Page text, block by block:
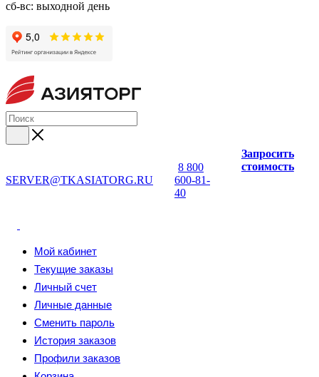
сб-вс: выходной день
SERVER@TKASIATORG.RU
8 800
600-81-
40
Запросить
стоимость
Мой кабинет
Текущие заказы
Личный счет
Личные данные
Сменить пароль
История заказов
Профили заказов